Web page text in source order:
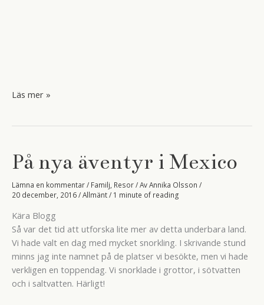
Rena
Läs mer »
På nya äventyr i Mexico
Lämna en kommentar/ Familj, Resor/ AvAnnika Olsson /
20 december, 2016/Allmänt/ 1 minute of reading
Kära Blogg
Så var det tid att utforska lite mer av detta underbara land.
Vi hade valt en dag med mycket snorkling. I skrivande stund
minns jag inte namnet på de platser vi besökte, men vi hade
verkligen en toppendag. Vi snorklade i grottor, i sötvatten
och i saltvatten. Härligt!